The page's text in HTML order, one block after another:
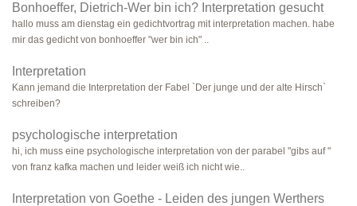
Bonhoeffer, Dietrich-Wer bin ich? Interpretation gesucht
hallo muss am dienstag ein gedichtvortrag mit interpretation machen. habe
mir das gedicht von bonhoeffer "wer bin ich" ..
Interpretation
Kann jemand die Interpretation der Fabel `Der junge und der alte Hirsch`
schreiben?
psychologische interpretation
hi, ich muss eine psychologische interpretation von der parabel "gibs auf "
von franz kafka machen und leider weiß ich nicht wie..
Interpretation von Goethe - Leiden des jungen Werthers